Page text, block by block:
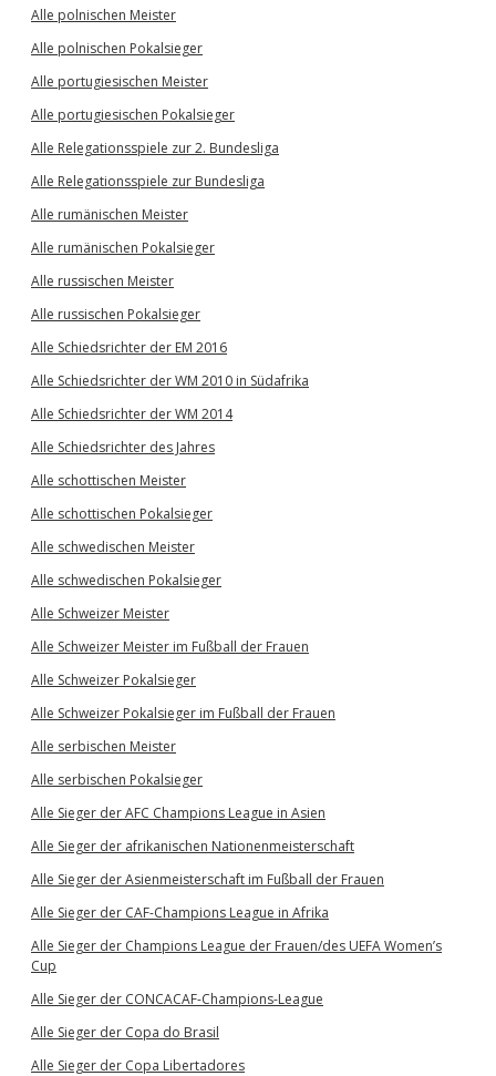
Alle polnischen Meister
Alle polnischen Pokalsieger
Alle portugiesischen Meister
Alle portugiesischen Pokalsieger
Alle Relegationsspiele zur 2. Bundesliga
Alle Relegationsspiele zur Bundesliga
Alle rumänischen Meister
Alle rumänischen Pokalsieger
Alle russischen Meister
Alle russischen Pokalsieger
Alle Schiedsrichter der EM 2016
Alle Schiedsrichter der WM 2010 in Südafrika
Alle Schiedsrichter der WM 2014
Alle Schiedsrichter des Jahres
Alle schottischen Meister
Alle schottischen Pokalsieger
Alle schwedischen Meister
Alle schwedischen Pokalsieger
Alle Schweizer Meister
Alle Schweizer Meister im Fußball der Frauen
Alle Schweizer Pokalsieger
Alle Schweizer Pokalsieger im Fußball der Frauen
Alle serbischen Meister
Alle serbischen Pokalsieger
Alle Sieger der AFC Champions League in Asien
Alle Sieger der afrikanischen Nationenmeisterschaft
Alle Sieger der Asienmeisterschaft im Fußball der Frauen
Alle Sieger der CAF-Champions League in Afrika
Alle Sieger der Champions League der Frauen/des UEFA Women’s
Cup
Alle Sieger der CONCACAF-Champions-League
Alle Sieger der Copa do Brasil
Alle Sieger der Copa Libertadores